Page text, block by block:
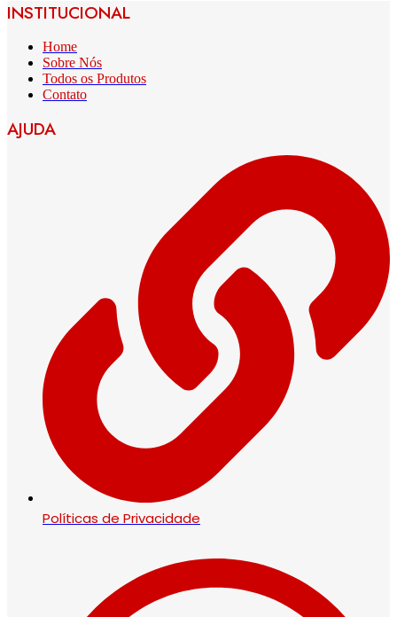
INSTITUCIONAL
Home
Sobre Nós
Todos os Produtos
Contato
AJUDA
Políticas de Privacidade